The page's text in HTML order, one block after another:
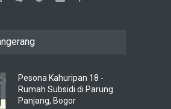
Pesona Kahuripan 18 -
Rumah Subsidi di Parung
Panjang, Bogor